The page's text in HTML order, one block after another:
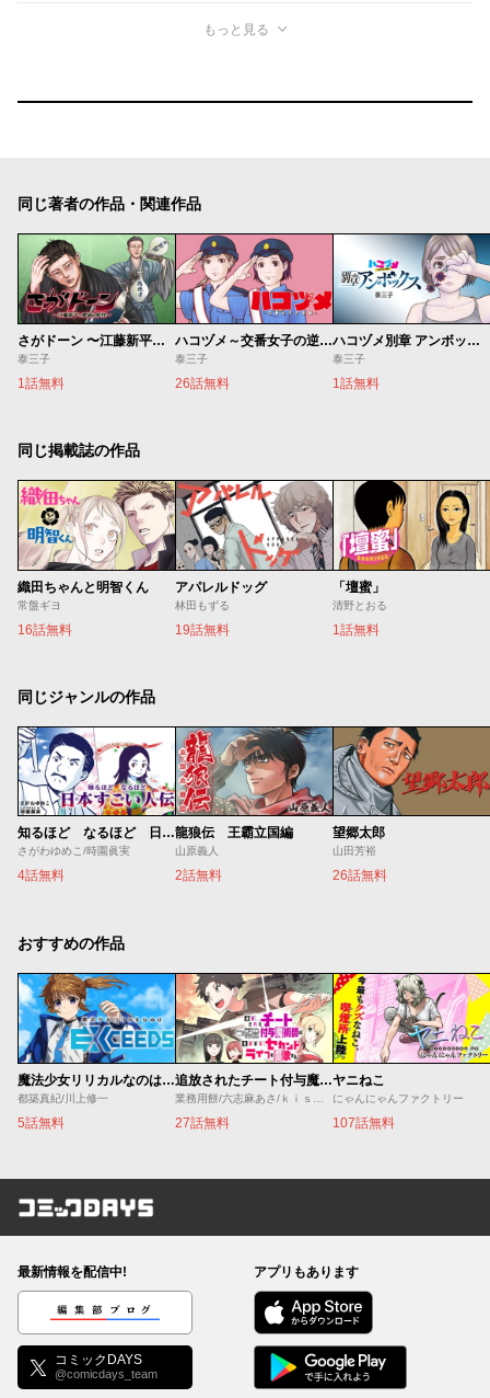
もっと見る
同じ著者の作品・関連作品
さがドーン 〜江藤新平と肥前の妖怪〜
泰三子
1話無料
ハコヅメ～交番女子の逆襲～
泰三子
26話無料
ハコヅメ別章 アンボックス
泰三子
1話無料
同じ掲載誌の作品
織田ちゃんと明智くん
常盤ギヨ
16話無料
アパレルドッグ
林田もずる
19話無料
「壇蜜」
清野とおる
1話無料
同じジャンルの作品
知るほど なるほど 日本すごい人伝
さがわゆめこ/時園眞実
4話無料
龍狼伝 王霸立国編
山原義人
2話無料
望郷太郎
山田芳裕
26話無料
おすすめの作品
魔法少女リリカルなのは EXCEEDS
都築真紀/川上修一
5話無料
追放されたチート付与魔術師は気ままなセカンドライフを謳歌する。 ～俺は武器だけじゃなく、あらゆるものに『強化ポイント』を付与できるし、俺の意思でいつでも効果を解除できるけど、残った人たち大丈夫？～
27話無料
ヤニねこ
にゃんにゃんファクトリー
107話無料
コミックDAYS
最新情報を配信中!
編集部ブログ
コミックDAYS
@comicdays_team
アプリもあります